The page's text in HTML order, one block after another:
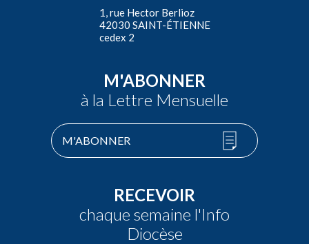
1, rue Hector Berlioz
42030 SAINT-ÉTIENNE
cedex 2
M'ABONNER
à la Lettre Mensuelle
M'ABONNER
RECEVOIR
chaque semaine l'Info
Diocèse